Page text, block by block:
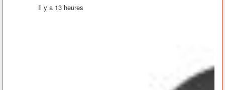
Il y a 13 heures